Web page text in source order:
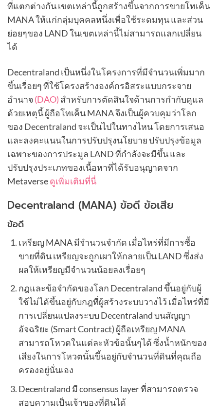
ที่แตกต่างกัน เขตเหล่านี้ถูกสร้างขึ้นจากการขายโทเค็น
MANA ให้แก่กลุ่มบุคคลหนึ่งเพื่อใช้ระดมทุน และส่วน
ย่อยๆของ LAND ในเขตเหล่านี้ไม่สามารถแลกเปลี่ยน
ได้
Decentraland เป็นหนึ่งในโครงการที่มีจำนวนเพิ่มมาก
ขึ้นเรื่อยๆ ที่ใช้โครงสร้างองค์กรอิสระแบบกระจาย
อำนาจ (DAO) สำหรับการตัดสินใจด้านการกำกับดูแล
ด้วยเหตุนี้ ผู้ถือโทเค็น MANA จึงเป็นผู้ควบคุมว่าโลก
ของ Decentraland จะเป็นไปในทางไหน โดยการเสนอ
และลงคะแนนในการปรับปรุงนโยบาย ปรับปรุงข้อมูล
เฉพาะของการประมูล LAND ที่กำลังจะมีขึ้น และ
ปรับปรุงประเภทของเนื้อหาที่ได้รับอนุญาตจาก
Metaverseดูเพิ่มเติมที่นี่
Decentraland (MANA) ข้อดี ข้อเสีย
ข้อดี
เหรียญ MANA มีจำนวนจำกัด เมื่อไหร่ที่มีการซื้อ
ขายที่ดิน เหรียญจะถูกเผาให้กลายเป็น LAND ซึ่งส่ง
ผลให้เหรียญมีจำนวนน้อยลงเรื่อยๆ
กฎและข้อจำกัดของโลก Decentraland ขึ้นอยู่กับผู้
ใช้ไม่ได้ขึ้นอยู่กับกฎที่ผู้สร้างระบบวางไว้ เมื่อไหร่ที่มี
การเปลี่ยนแปลงระบบ Decentraland บนสัญญา
อัจฉริยะ (Smart Contract) ผู้ถือเหรียญ MANA
สามารถโหวตในแต่ละหัวข้อนั้นๆได้ ซึ่งน้ำหนักของ
เสียงในการโหวตนั้นขึ้นอยู่กับจำนวนที่ดินที่คุณถือ
ครองอยู่นั่นเอง
Decentraland มี consensus layer ที่สามารถตรวจ
สอบความเป็นเจ้าของที่ดินได้